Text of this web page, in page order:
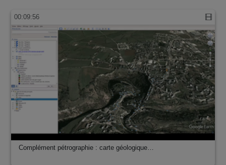
00:09:56
Complément pétrographie : carte géologique…